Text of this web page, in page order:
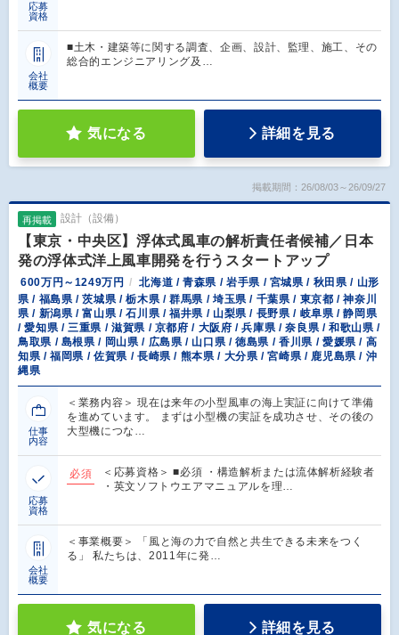
応募
資格
会社
概要
■土木・建築等に関する調査、企画、設計、監理、施工、その
総合的エンジニアリング及…
気になる 詳細を見る
掲載期間：26/08/03～26/09/27
再掲載 設計（設備）
【東京・中央区】浮体式風車の解析責任者候補／日本
発の浮体式洋上風車開発を行うスタートアップ
600万円～1249万円
北海道 / 青森県 / 岩手県 / 宮城県 / 秋田県 / 山形
県 / 福島県 / 茨城県 / 栃木県 / 群馬県 / 埼玉県 / 千葉県 / 東京都 / 神奈川
県 / 新潟県 / 富山県 / 石川県 / 福井県 / 山梨県 / 長野県 / 岐阜県 / 静岡県
/ 愛知県 / 三重県 / 滋賀県 / 京都府 / 大阪府 / 兵庫県 / 奈良県 / 和歌山県 /
鳥取県 / 島根県 / 岡山県 / 広島県 / 山口県 / 徳島県 / 香川県 / 愛媛県 / 高
知県 / 福岡県 / 佐賀県 / 長崎県 / 熊本県 / 大分県 / 宮崎県 / 鹿児島県 / 沖
縄県
仕事
内容
＜業務内容＞ 現在は来年の小型風車の海上実証に向けて準備
を進めています。 まずは小型機の実証を成功させ、その後の
大型機につな…
応募
資格
必須
＜応募資格＞ ■必須 ・構造解析または流体解析経験者
・英文ソフトウエアマニュアルを理…
会社
概要
＜事業概要＞ 「風と海の力で自然と共生できる未来をつく
る」 私たちは、2011年に発…
気になる 詳細を見る